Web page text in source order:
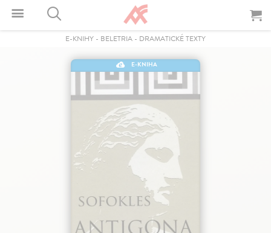
E-KNIHY - BELETRIA - DRAMATICKÉ TEXTY
E-KNIHA